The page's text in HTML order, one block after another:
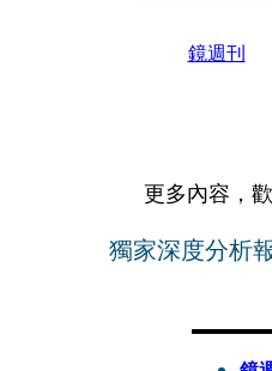
鏡週刊
更多內容，
獨家深度分析